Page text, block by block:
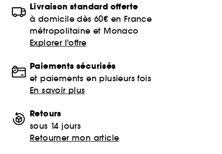
Livraison standard offerte
à domicile dès 60€ en France
métropolitaine et Monaco
Explorer l'offre
Paiements sécurisés
et paiements en plusieurs fois
En savoir plus
Retours
sous 14 jours
Retourner mon article